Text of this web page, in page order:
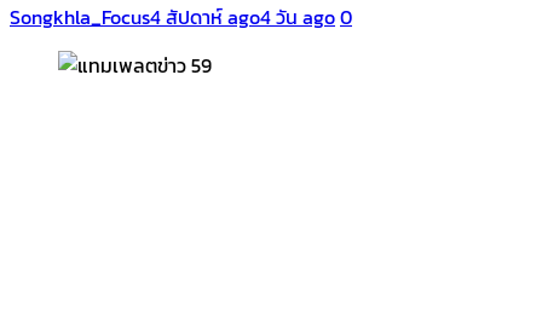
Songkhla_Focus4 สัปดาห์ ago4 วัน ago0